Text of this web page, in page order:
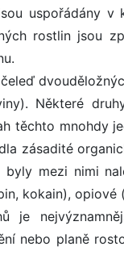
uspořádány v
rostlin jsou
Některé
těchto mnohdy
zásadité
mezi nimi
kokain),
je
nebo planě